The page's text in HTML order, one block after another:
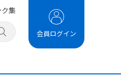
ク集
会員ログイン